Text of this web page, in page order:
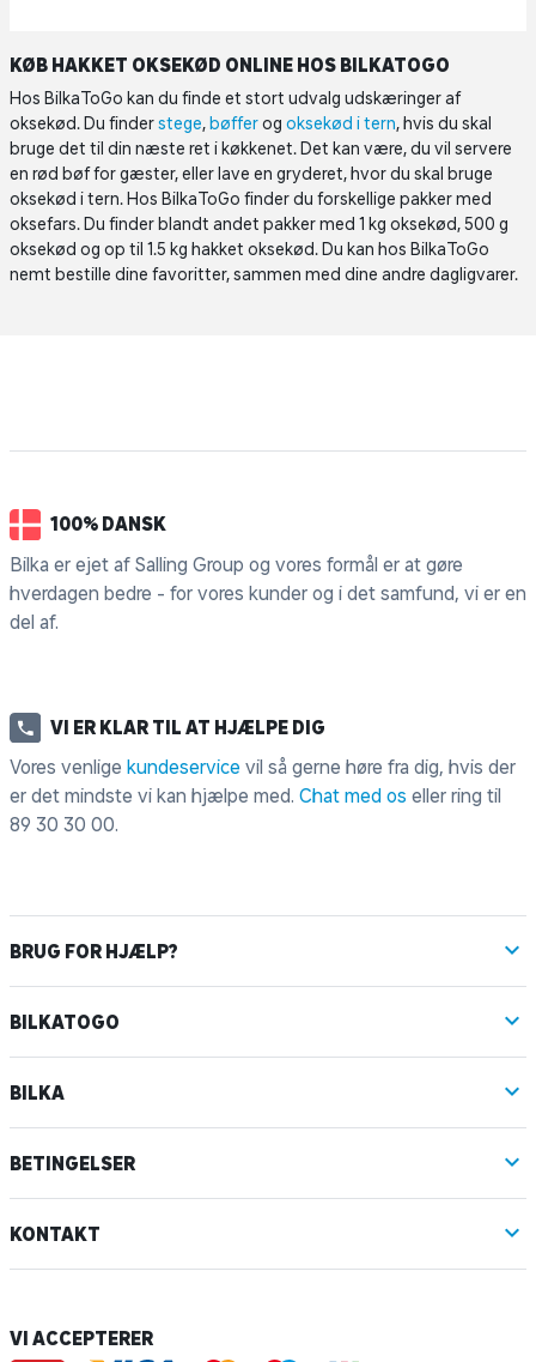
KØB HAKKET OKSEKØD ONLINE HOS BILKATOGO
Hos BilkaToGo kan du finde et stort udvalg udskæringer af
oksekød. Du finderstege, bøfferog oksekød i tern, hvis du skal
bruge det til din næste ret i køkkenet. Det kan være, du vil servere
en rød bøf for gæster, eller lave en gryderet, hvor du skal bruge
oksekød i tern. Hos BilkaToGo finder du forskellige pakker med
oksefars. Du finder blandt andet pakker med 1 kg oksekød, 500 g
oksekød og op til 1.5 kg hakket oksekød. Du kan hos BilkaToGo
nemt bestille dine favoritter, sammen med dine andre dagligvarer.
100% DANSK
Bilka er ejet af Salling Group og vores formål er at gøre
hverdagen bedre - for vores kunder og i det samfund, vi er en
del af.
VI ER KLAR TIL AT HJÆLPE DIG
Vores venlige kundeservice vil så gerne høre fra dig, hvis der
er det mindste vi kan hjælpe med. Chat med os eller ring til
89 30 30 00.
BRUG FOR HJÆLP?
BILKATOGO
BILKA
BETINGELSER
KONTAKT
VI ACCEPTERER